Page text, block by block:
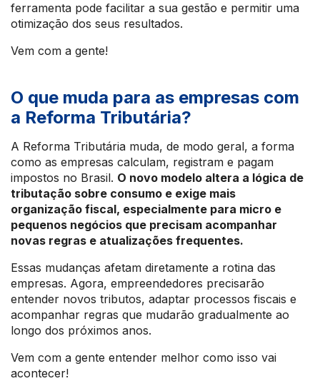
ferramenta pode facilitar a sua gestão e permitir uma
otimização dos seus resultados.
Vem com a gente!
O que muda para as empresas com
a Reforma Tributária?
A Reforma Tributária muda, de modo geral, a forma
como as empresas calculam, registram e pagam
impostos no Brasil. O novo modelo altera a lógica de
tributação sobre consumo e exige mais
organização fiscal, especialmente para micro e
pequenos negócios que precisam acompanhar
novas regras e atualizações frequentes.
Essas mudanças afetam diretamente a rotina das
empresas. Agora, empreendedores precisarão
entender novos tributos, adaptar processos fiscais e
acompanhar regras que mudarão gradualmente ao
longo dos próximos anos.
Vem com a gente entender melhor como isso vai
acontecer!